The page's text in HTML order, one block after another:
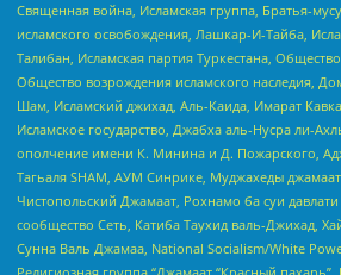
Священная война, Исламская группа, Братья-
исламского освобождения, Лашкар-И-Тайба,
Талибан, Исламская партия Туркестана,
Общество возрождения исламского наследия,
Шам, Исламский джихад, Аль-Каида, Имарат
Исламское государство, Джабха аль-Нусра ли-
ополчение имени К. Минина и Д. Пожарского,
Тагьаля SHAM, АУМ Синрике, Муджахеды
Чистопольский Джамаат, Рохнамо ба суи
сообщество Сеть, Катиба Таухид валь-Джихад,
Сунна Валь Джамаа, National Socialism/White